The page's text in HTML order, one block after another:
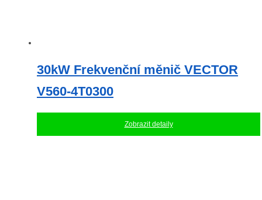
30kW Frekvenční měnič VECTOR
V560-4T0300
Zobrazit detaily